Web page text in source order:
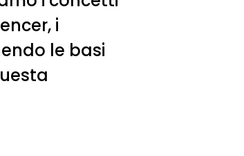
i
le basi